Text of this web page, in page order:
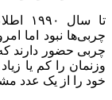
تا
چربی‌ها نبود اما
چربی حضور دارند
وزنمان را کم یا
خود را از یک عدد